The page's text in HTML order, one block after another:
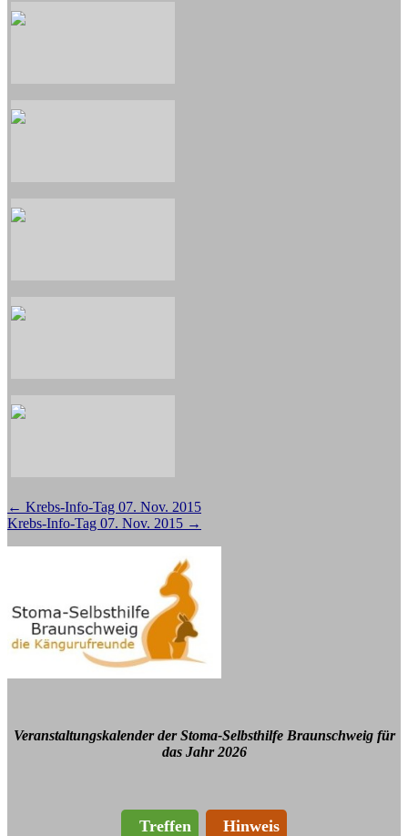
Beitragsnavigation
← Krebs-Info-Tag 07. Nov. 2015
Krebs-Info-Tag 07. Nov. 2015 →
Veranstaltungskalender der Stoma-Selbsthilfe Braunschweig für
das Jahr 2026
Treffen Hinweis